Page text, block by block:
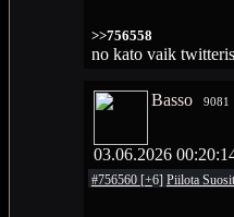
>>756558
no kato vaik
Basso 9081
03.06.2026
#756560 [+6] Piilota